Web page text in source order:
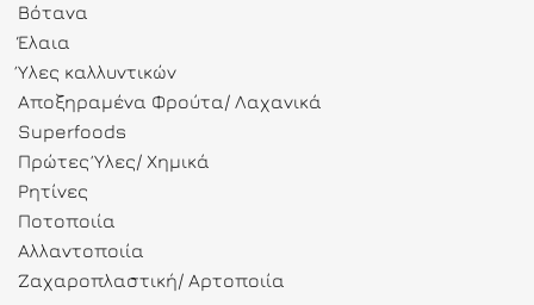
Βότανα
Έλαια
Ύλες καλλυντικών
Αποξηραμένα Φρούτα/ Λαχανικά
Superfoods
Πρώτες Ύλες/ Χημικά
Ρητίνες
Ποτοποιία
Αλλαντοποιία
Ζαχαροπλαστική/ Αρτοποιία